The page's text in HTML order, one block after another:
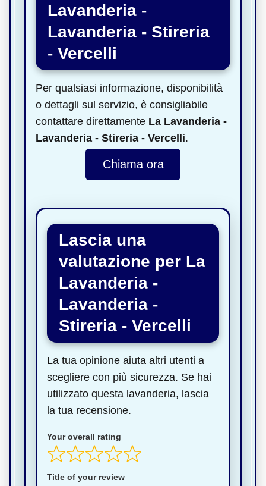
Lavanderia -
Lavanderia - Stireria
- Vercelli
Per qualsiasi informazione, disponibilità
o dettagli sul servizio, è consigliabile
contattare direttamente La Lavanderia -
Lavanderia - Stireria - Vercelli.
Chiama ora
Lascia una
valutazione per La
Lavanderia -
Lavanderia -
Stireria - Vercelli
La tua opinione aiuta altri utenti a
scegliere con più sicurezza. Se hai
utilizzato questa lavanderia, lascia
la tua recensione.
Your overall rating
Title of your review